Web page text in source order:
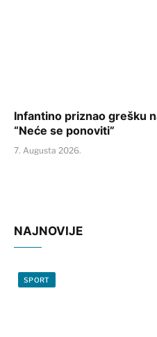
Infantino priznao grešku
“Neće se ponoviti”
7. Augusta 2026.
NAJNOVIJE
SPORT